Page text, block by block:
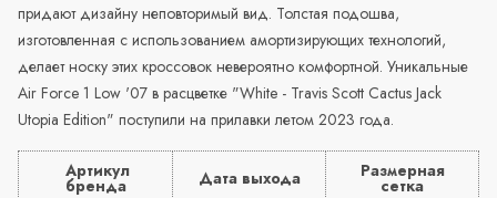
придают дизайну неповторимый вид. Толстая подошва,
изготовленная с использованием амортизирующих технологий,
делает носку этих кроссовок невероятно комфортной. Уникальные
Air Force 1 Low '07 в расцветке "White - Travis Scott Cactus Jack
Utopia Edition" поступили на прилавки летом 2023 года.
Артикул
бренда Дата выхода Размерная
сетка